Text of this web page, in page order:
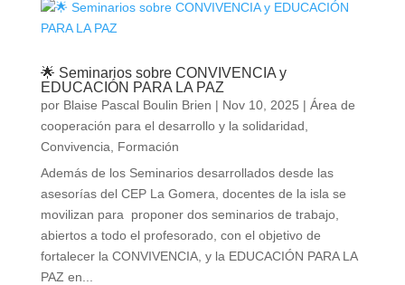
🌟 Seminarios sobre CONVIVENCIA y
EDUCACIÓN PARA LA PAZ
por Blaise Pascal Boulin Brien | Nov 10, 2025 | Área de
cooperación para el desarrollo y la solidaridad
Convivencia
Formación
Además de los Seminarios desarrollados desde las
asesorías del CEP La Gomera, docentes de la isla se
movilizan para proponer dos seminarios de trabajo,
abiertos a todo el profesorado, con el objetivo de
fortalecer la CONVIVENCIA, y la EDUCACIÓN PARA LA
PAZ en...